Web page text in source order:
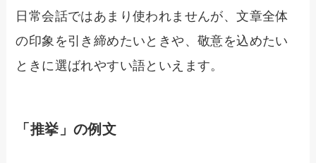
日常会話ではあまり使われませんが、文章全体
の印象を引き締めたいときや、敬意を込めたい
ときに選ばれやすい語といえます。
「推挙」の例文